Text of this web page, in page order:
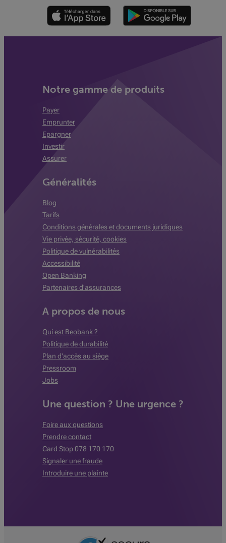
Notre gamme de produits
Payer
Emprunter
Epargner
Investir
Assurer
Généralités
Blog
Tarifs
Conditions générales et documents juridiques
Vie privée, sécurité, cookies
Politique de vulnérabilités
Accessibilité
Open Banking
Partenaires d'assurances
A propos de nous
Qui est Beobank ?
Politique de durabilité
Plan d'accès au siège
Pressroom
Jobs
Une question ? Une urgence ?
Foire aux questions
Prendre contact
Card Stop 078 170 170
Signaler une fraude
Introduire une plainte